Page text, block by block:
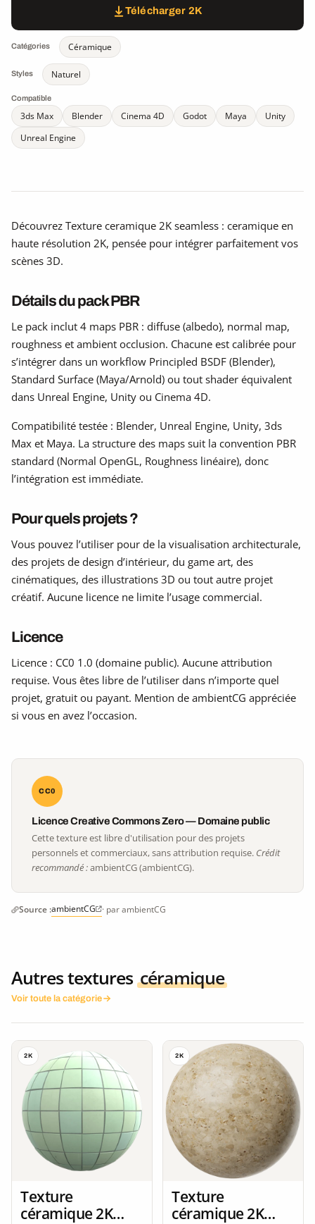
Télécharger 2K
Catégories Céramique
Styles Naturel
Compatible
3ds Max Blender Cinema 4D Godot Maya
Unity
Unreal Engine
Découvrez Texture ceramique 2K seamless : ceramique en
haute résolution 2K, pensée pour intégrer parfaitement vos
scènes 3D.
Détails du pack PBR
Le pack inclut 4 maps PBR : diffuse (albedo), normal map,
roughness et ambient occlusion. Chacune est calibrée pour
s’intégrer dans un workflow Principled BSDF (Blender),
Standard Surface (Maya/Arnold) ou tout shader équivalent
dans Unreal Engine, Unity ou Cinema 4D.
Compatibilité testée : Blender, Unreal Engine, Unity, 3ds
Max et Maya. La structure des maps suit la convention PBR
standard (Normal OpenGL, Roughness linéaire), donc
l’intégration est immédiate.
Pour quels projets ?
Vous pouvez l’utiliser pour de la visualisation architecturale,
des projets de design d’intérieur, du game art, des
cinématiques, des illustrations 3D ou tout autre projet
créatif. Aucune licence ne limite l’usage commercial.
Licence
Licence : CC0 1.0 (domaine public). Aucune attribution
requise. Vous êtes libre de l’utiliser dans n’importe quel
projet, gratuit ou payant. Mention de ambientCG appréciée
si vous en avez l’occasion.
CC0
Licence Creative Commons Zero — Domaine public
Cette texture est libre d'utilisation pour des projets
personnels et commerciaux, sans attribution requise. Crédit
recommandé :ambientCG (ambientCG).
Source :ambientCG · par ambientCG
Autres textures céramique
Voir toute la catégorie
2K
Texture
céramique 2K
2K
Texture
céramique 2K